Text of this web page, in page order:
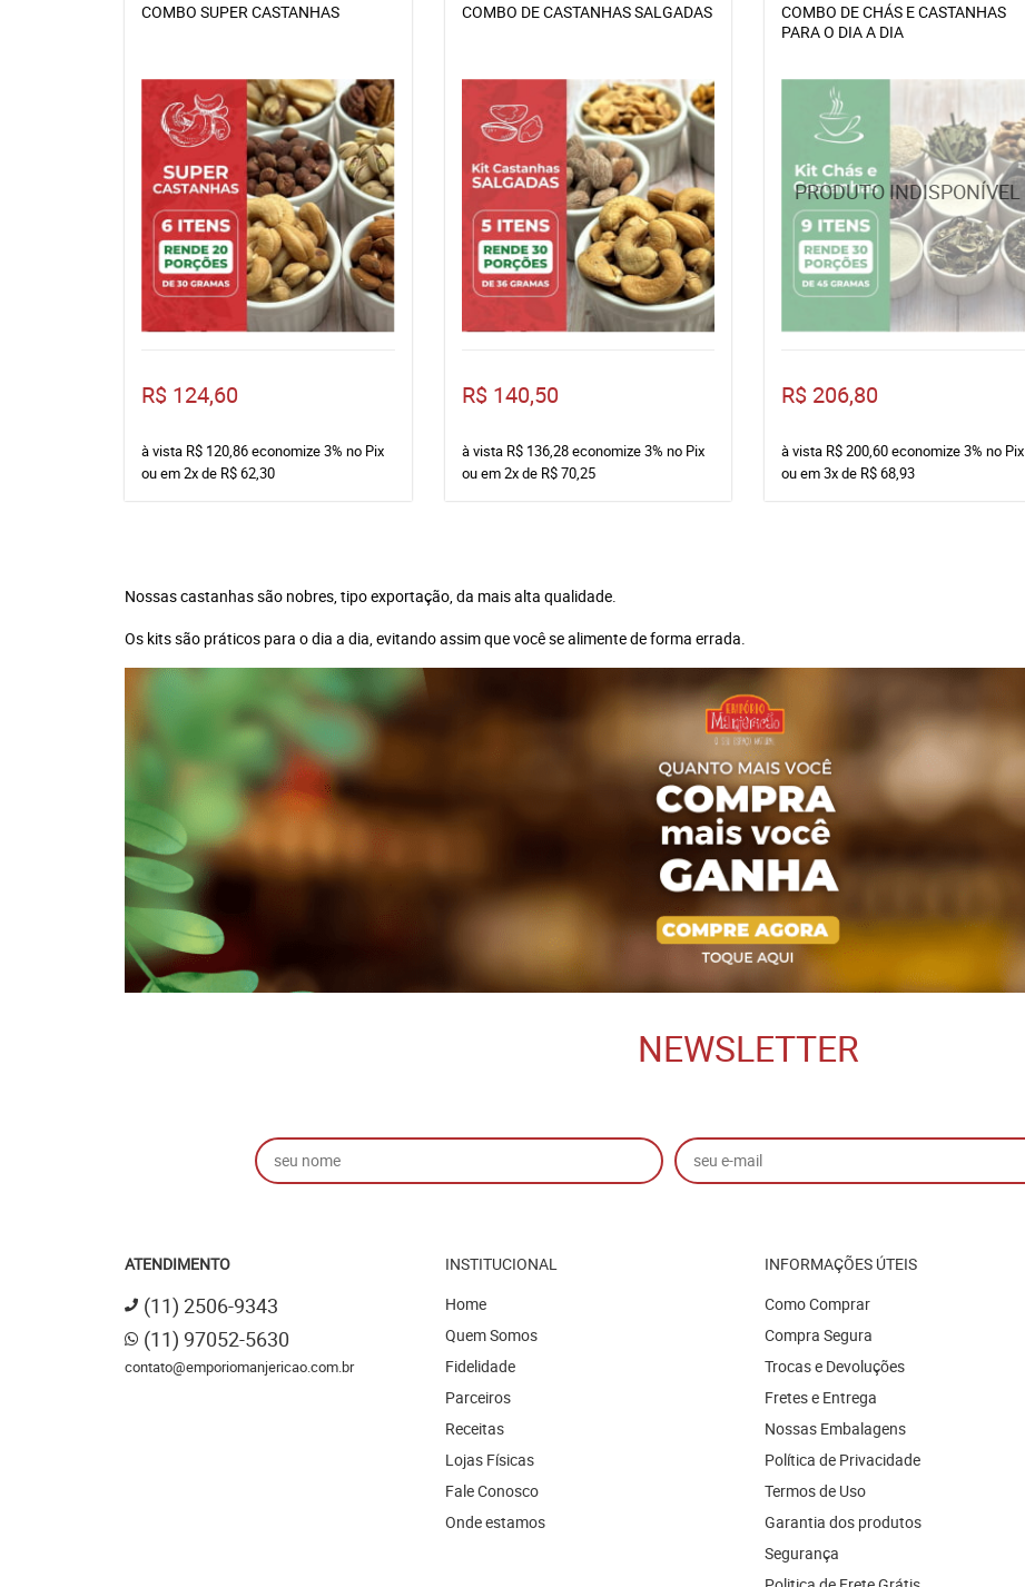
COMBO SUPER CASTANHAS
R$ 124,60
à vista R$ 120,86economize3% no Pix
ou em2xde R$ 62,30
COMBO DE CASTANHAS SALGADAS
R$ 140,50
à vista R$ 136,28economize3% no Pix
ou em2xde R$ 70,25
COMBO DE CHÁS E CASTANHAS
PARA O DIA A DIA
R$ 206,80
à vista R$ 200,60economize3% no Pix
ou em3xde R$ 68,93
Nossas castanhas são nobres, tipo exportação, da mais alta qualidade.
Os kits são práticos para o dia a dia, evitando assim que você se alimente de forma errada.
NEWSLETTER
ATENDIMENTO
(11) 2506-9343
(11) 97052-5630
contato@emporiomanjericao.com.br
INSTITUCIONAL
Home
Quem Somos
Fidelidade
Parceiros
Receitas
Lojas Físicas
Fale Conosco
Onde estamos
INFORMAÇÕES ÚTEIS
Como Comprar
Compra Segura
Trocas e Devoluções
Fretes e Entrega
Nossas Embalagens
Política de Privacidade
Termos de Uso
Garantia dos produtos
Segurança